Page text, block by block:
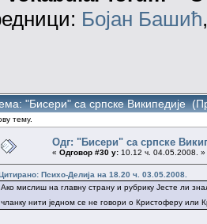
Бојан Башић
"Бисери" са српске Википедије
тему.
Одг: "Бисери" са српске
« Одговор #30 у: 10.12 ч. 04.05.2008. »
Психо-Делија на 18.20 ч. 03.05.2008.
Ако мислиш на главну страну и рубрику Јесте ли
чланку нити једном се не говори о Кристоферу